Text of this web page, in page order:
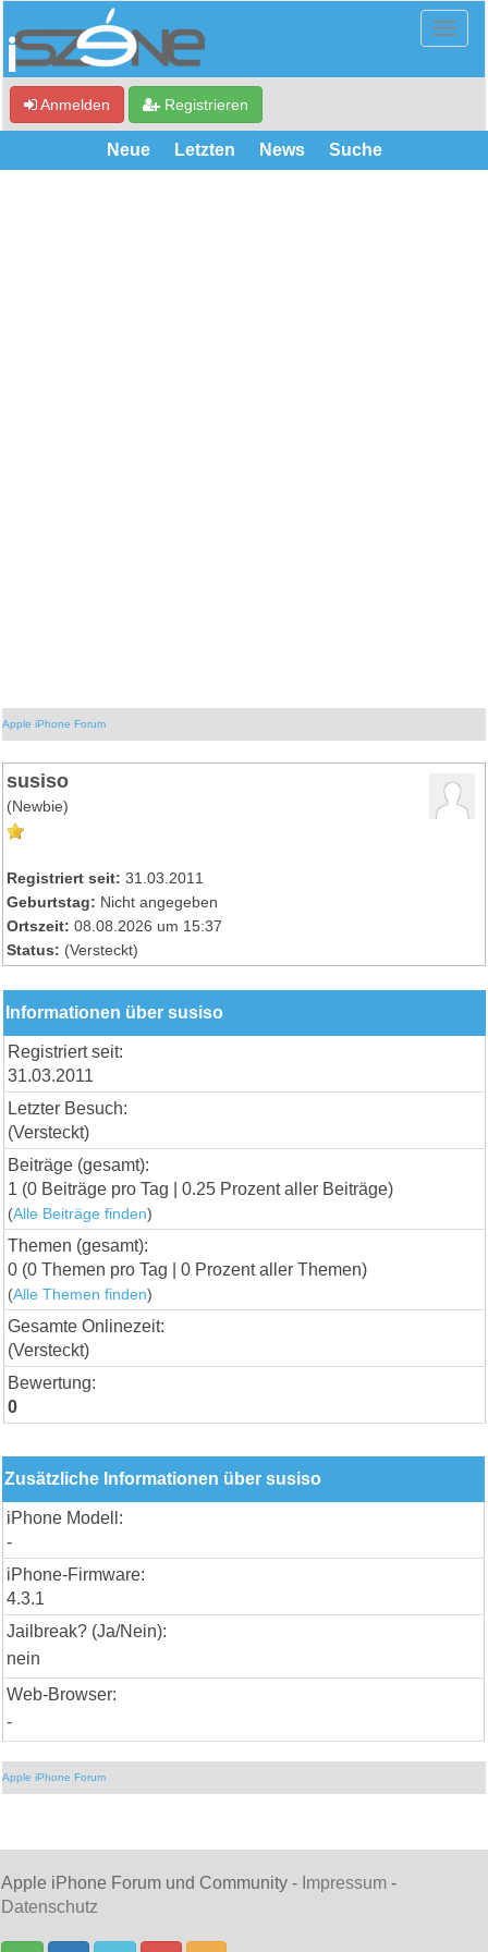
Anmelden Registrieren
Neue Letzten News Suche
Apple iPhone Forum
susiso
(Newbie)
Registriert seit: 31.03.2011
Geburtstag: Nicht angegeben
Ortszeit: 08.08.2026 um 15:37
Status: (Versteckt)
Informationen über susiso
Registriert seit:
31.03.2011
Letzter Besuch:
(Versteckt)
Beiträge (gesamt):
1 (0 Beiträge pro Tag | 0.25 Prozent aller Beiträge)
(Alle Beiträge finden)
Themen (gesamt):
0 (0 Themen pro Tag | 0 Prozent aller Themen)
(Alle Themen finden)
Gesamte Onlinezeit:
(Versteckt)
Bewertung:
0
Zusätzliche Informationen über susiso
iPhone Modell:
-
iPhone-Firmware:
4.3.1
Jailbreak? (Ja/Nein):
nein
Web-Browser:
-
Apple iPhone Forum
Apple iPhone Forum und Community - Impressum -
Datenschutz